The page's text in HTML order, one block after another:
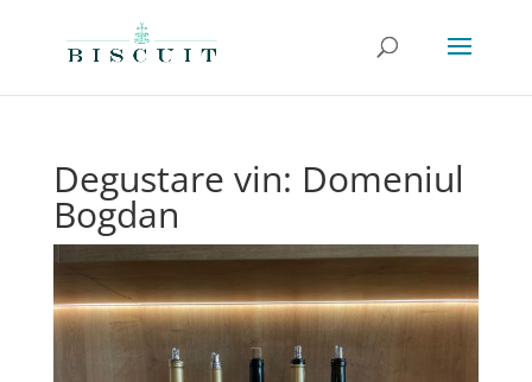
Degustare vin: Domeniul
Bogdan